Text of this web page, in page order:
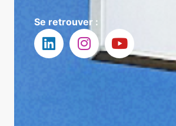
Se retrouver :